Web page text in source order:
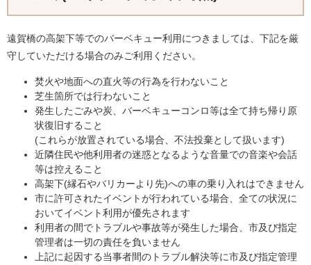
遠賀橋の高架下等でのバーベキュー利用につきましては、下記を厳
守していただける場合のみご利用ください。
​焚火や地面への直火等の行為を行わないこと​
芝生箇所では行わないこと
発生したごみや炭、バーベキューコンロ等は全て持ち帰り原
状復旧すること
(これらが放置されている場合、不法投棄として扱います)
近隣住民や他利用者の迷惑となるような音量での音楽や会話
等は控えること
高架下(縁石やバリカーより先)への車の乗り入れはできません
市に許可されたイベントが行われている場合、全ての状況に
おいてイベント利用が優先されます
利用者の間でトラブルや事故等が発生した場合、市及び指定
管理者は一切の責任を負いません
上記に起因する当事者間のトラブル解決等に市及び指定管理